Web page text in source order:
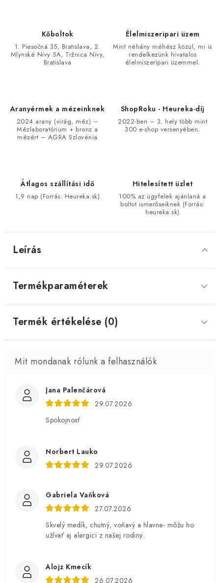
Kőboltok
1. Piesočná 35, Bratislava, 2.
Mlynské Nivy 5A, Tržnica Nivy,
Bratislava
Élelmiszeripari üzem
Mint néhány méhész közül, mi is
rendelkezünk hivatalos
élelmiszeripari üzemmel.
Aranyérmek a mézeinknek
2024 arany (virág, méz) –
Mézlaboratórium + bronz a
mézért – AGRA Szlovénia
ShopRoku - Heureka-díj
2022-ben – 3. hely több mint
300 e-shop versenyében.
Átlagos szállítási idő
1,9 nap (Forrás: Heureka.sk)
Hitelesített üzlet
100% az ügyfelek ajánlaná a
boltot ismerőseiknek (Forrás:
heureka.sk)
Leírás
Termékparaméterek
Termék értékelése (0)
Jana Palenčárová
29.07.2026
Spokojnosť
Norbert Lauko
29.07.2026
Gabriela Vaňková
27.07.2026
Skvelý medík, chutný, voňavý a hlavne- môžu ho
užívať aj alergici z našej rodiny..
Alojz Kmecík
26.07.2026